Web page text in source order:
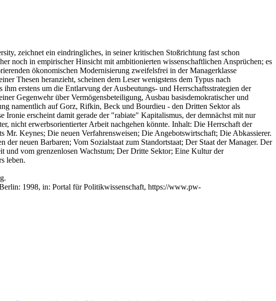
zeichnet ein eindringliches, in seiner kritischen Stoßrichtung fast schon
noch in empirischer Hinsicht mit ambitionierten wissenschaftlichen Ansprüchen; es
ökonomischen Modernisierung zweifelsfrei in der Managerklasse
Thesen heranzieht, scheinen dem Leser wenigstens dem Typus nach
erstens um die Entlarvung der Ausbeutungs- und Herrschaftsstrategien der
Gegenwehr über Vermögensbeteiligung, Ausbau basisdemokratischer und
namentlich auf Gorz, Rifkin, Beck und Bourdieu - den Dritten Sektor als
erscheint damit gerade der "rabiate" Kapitalismus, der demnächst mit nur
nicht erwerbsorientierter Arbeit nachgehen könnte. Inhalt: Die Herrschaft der
Keynes; Die neuen Verfahrensweisen; Die Angebotswirtschaft; Die Abkassierer.
neuen Barbaren; Vom Sozialstaat zum Standortstaat; Der Staat der Manager. Der
vom grenzenlosen Wachstum; Der Dritte Sektor; Eine Kultur der
leben.
1998, in: Portal für Politikwissenschaft, https://www.pw-